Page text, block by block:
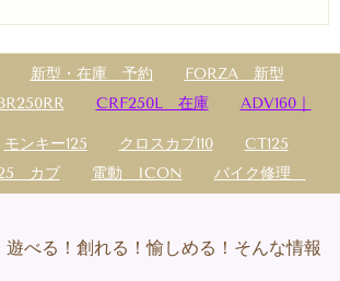
新型・在庫 予約
FORZA 新型
CRF250L 在庫 ADV160｜
モンキー125 クロスカブ110
CT125
カブ 電動 ICON バイク修理
べる！創れる！愉しめる！そんな情報